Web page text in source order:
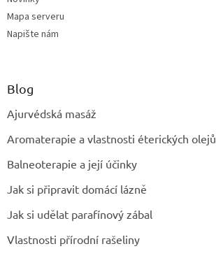
Mapa serveru
Napište nám
Blog
Ajurvédská masáž
Aromaterapie a vlastnosti éterických olejů
Balneoterapie a její účinky
Jak si připravit domácí lázně
Jak si udělat parafínový zábal
Vlastnosti přírodní rašeliny